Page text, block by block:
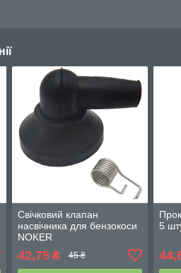
Свічковий клапан
насвічника для бензокоси
NOKER
42,75₴ 45 ₴
5